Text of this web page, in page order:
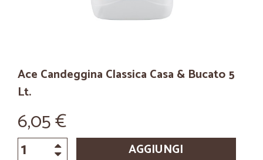
Ace Candeggina Classica Casa & Bucato 5
Lt.
6,05 €
AGGIUNGI